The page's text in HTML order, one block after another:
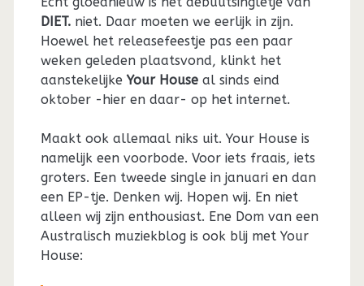
DIET.niet. Daar moeten we eerlijk in zijn.
Hoewel het releasefeestje pas een paar
weken geleden plaatsvond, klinkt het
aanstekelijkeYour Houseal sinds eind
oktober -hier en daar- op het internet.
Maakt ook allemaal niks uit. Your House is
namelijk een voorbode. Voor iets fraais, iets
groters. Een tweede single in januari en dan
een EP-tje. Denken wij. Hopen wij. En niet
alleen wij zijn enthousiast. Ene Dom van een
Australisch muziekblog is ook blij met Your
House: